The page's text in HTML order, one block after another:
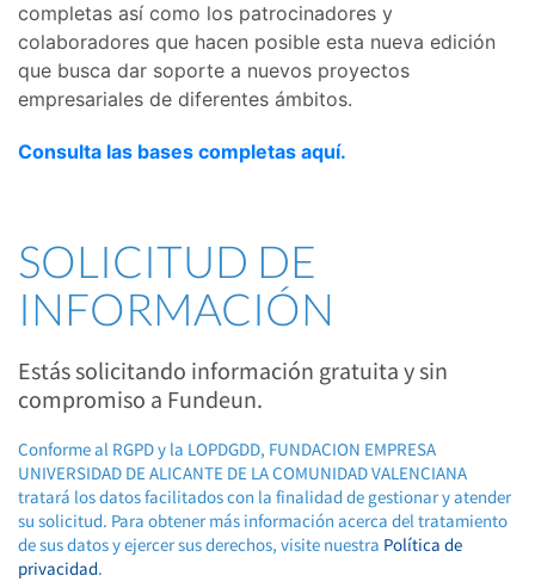
completas así como los patrocinadores y
colaboradores que hacen posible esta nueva edición
que busca dar soporte a nuevos proyectos
empresariales de diferentes ámbitos.
Consulta las bases completas aquí.
SOLICITUD DE
INFORMACIÓN
Estás solicitando información gratuita y sin
compromiso a Fundeun.
Conforme al RGPD y la LOPDGDD, FUNDACION EMPRESA
UNIVERSIDAD DE ALICANTE DE LA COMUNIDAD VALENCIANA
tratará los datos facilitados con la finalidad de gestionar y atender
su solicitud. Para obtener más información acerca del tratamiento
de sus datos y ejercer sus derechos, visite nuestra Política de
privacidad.